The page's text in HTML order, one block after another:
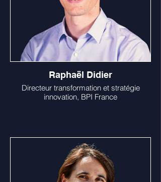
Raphaël Didier
Directeur transformation et stratégie
innovation, BPI France